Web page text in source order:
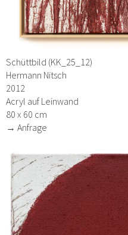
Schüttbild (KK_25_12)
Hermann Nitsch
2012
Acryl auf Leinwand
80 x 60 cm
→ Anfrage